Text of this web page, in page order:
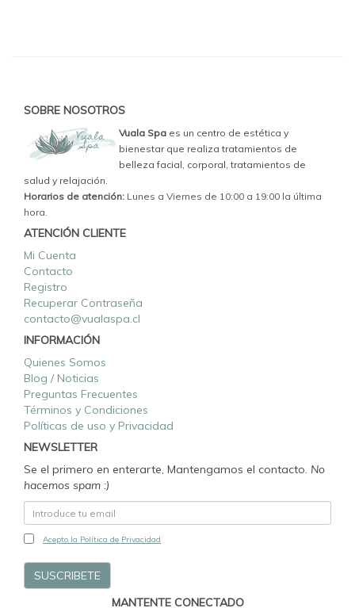
SOBRE NOSOTROS
Vuala Spa es un centro de estética y
bienestar que realiza tratamientos de
belleza facial, corporal, tratamientos de
salud y relajación.
Horarios de atención: Lunes a Viernes de 10:00 a 19:00 la última
hora.
ATENCIÓN CLIENTE
Mi Cuenta
Contacto
Registro
Recuperar Contraseña
contacto@vualaspa.cl
INFORMACIÓN
Quienes Somos
Blog / Noticias
Preguntas Frecuentes
Términos y Condiciones
Políticas de uso y Privacidad
NEWSLETTER
Se el primero en enterarte, Mantengamos el contacto. No
hacemos spam :)
Acepto la Política de Privacidad
MANTENTE CONECTADO